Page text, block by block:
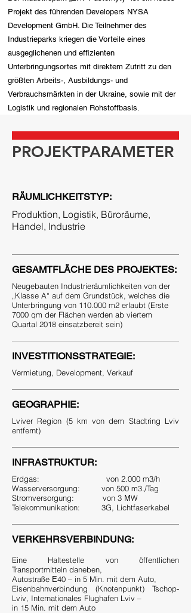
Projekt des führenden Developers NYSA
Development GmbH. Die Teilnehmer des
Industrieparks kriegen die Vorteile eines
ausgeglichenen und effizienten
Unterbringungsortes mit direktem Zutritt zu den
größten Arbeits-, Ausbildungs- und
Verbrauchsmärkten in der Ukraine, sowie mit der
Logistik und regionalen Rohstoffbasis.
PROJEKTPARAMETER
RÄUMLICHKEITSTYP:
Produktion, Logistik, Büroräume,
Handel, Industrie
GESAMTFLÄCHE DES PROJEKTES:
Neugebauten Industrieräumlichkeiten von der
„Klasse A“ auf dem Grundstück, welches die
Unterbringung von 110.000 m2 erlaubt (Erste
7000 qm der Flächen werden ab viertem
Quartal 2018 einsatzbereit sein)
INVESTITIONSSTRATEGIE:
Vermietung, Development, Verkauf
GEOGRAPHIE:
Lviver Region (5 km von dem Stadtring Lviv
entfernt)
INFRASTRUKTUR:
Erdgas: von 2.000 m3/h
Wasserversorgung: von 500 m3./Tag
Stromversorgung: von 3 МW
Telekommunikation: 3G, Lichtfaserkabel
VERKEHRSVERBINDUNG:
Eine Haltestelle von öffentlichen
Transportmitteln daneben,
Autostraße Е40 – in 5 Min. mit dem Auto,
Eisenbahnverbindung (Knotenpunkt) Tschop-
Lviv, Internationales Flughafen Lviv –
in 15 Min. mit dem Auto